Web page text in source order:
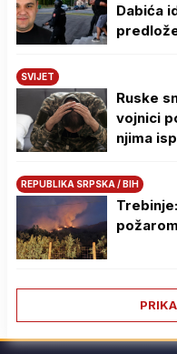
Dabića
SVIJET
Ruske
vojnici
njima
REPUBLIKA SRPSKA / BIH